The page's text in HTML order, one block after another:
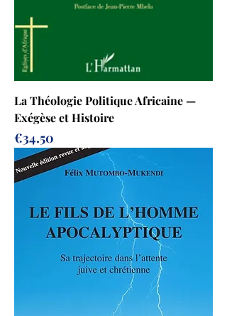
La Théologie Politique Africaine —
Exégèse et Histoire
Prix
€34.50